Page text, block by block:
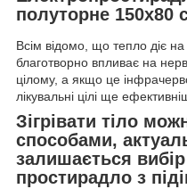
полуторне 150x80
Всім відомо, що тепло діє
благотворно впливає на
цілому, а якщо це
лікувальні цілі ще
Зігрівати тіло
способами,
залишається
простирадло з